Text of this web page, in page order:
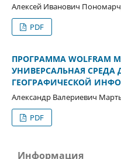
Алексей Иванович
PDF
ПРОГРАММА WOLFRAM
УНИВЕРСАЛЬНАЯ
ГЕОГРАФИЧЕСКОЙ
Александр Валериевич
PDF
Информация